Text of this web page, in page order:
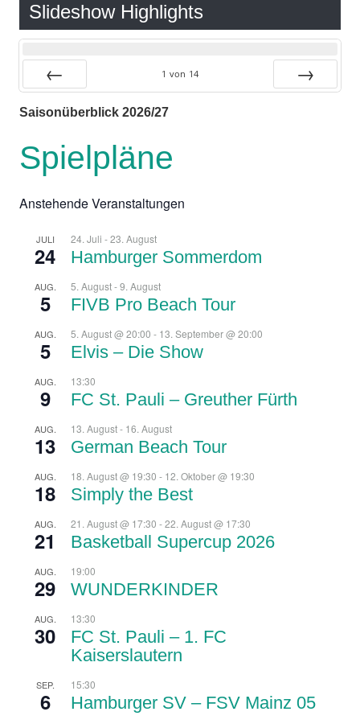
Slideshow Highlights
1 von 14
Saisonüberblick 2026/27
Spielpläne
Anstehende Veranstaltungen
JULI
24
24. Juli -23. August
Hamburger Sommerdom
AUG.
5
5. August-9. August
FIVB Pro Beach Tour
AUG.
5
5. August @ 20:00 - 13. September @ 20:00
Elvis – Die Show
AUG.
9
13:30
FC St. Pauli – Greuther Fürth
AUG.
13
13. August- 16. August
German Beach Tour
AUG.
18
18. August @ 19:30 - 12. Oktober @ 19:30
Simply the Best
AUG.
21
21. August @ 17:30 -22. August @ 17:30
Basketball Supercup 2026
AUG.
29
19:00
WUNDERKINDER
AUG.
30
13:30
FC St. Pauli – 1. FC
Kaiserslautern
SEP.
6
15:30
Hamburger SV – FSV Mainz 05